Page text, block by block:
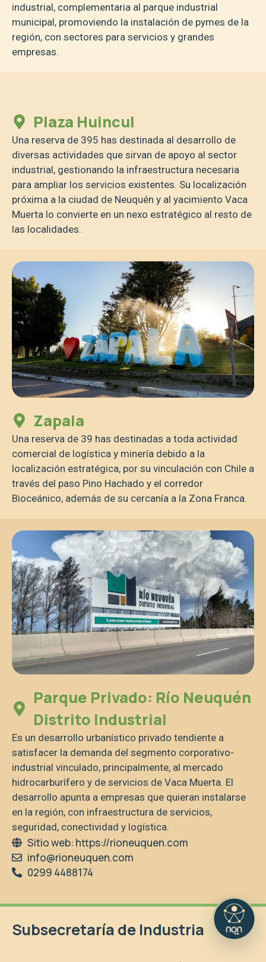
industrial, complementaria al parque industrial
municipal, promoviendo la instalación de pymes de la
región, con sectores para servicios y grandes
empresas.
Plaza Huincul
Una reserva de 395 has destinada al desarrollo de
diversas actividades que sirvan de apoyo al sector
industrial, gestionando la infraestructura necesaria
para ampliar los servicios existentes. Su localización
próxima a la ciudad de Neuquén y al yacimiento Vaca
Muerta lo convierte en un nexo estratégico al resto de
las localidades.
Zapala
Una reserva de 39 has destinadas a toda actividad
comercial de logística y minería debido a la
localización estratégica, por su vinculación con Chile a
través del paso Pino Hachado y el corredor
Bioceánico, además de su cercanía a la Zona Franca.
Parque Privado: Río Neuquén
Distrito Industrial
Es un desarrollo urbanístico privado tendiente a
satisfacer la demanda del segmento corporativo-
industrial vinculado, principalmente, al mercado
hidrocarburífero y de servicios de Vaca Muerta. El
desarrollo apunta a empresas que quieran instalarse
en la región, con infraestructura de servicios,
seguridad, conectividad y logística.
Sitio web: https://rioneuquen.com
info@rioneuquen.com
0299 4488174
Subsecretaría de Industria